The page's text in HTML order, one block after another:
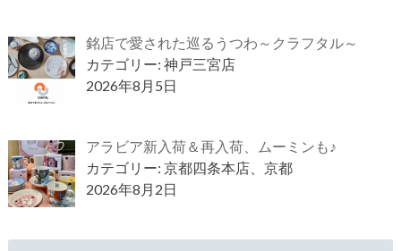
銘店で愛された巡るうつわ～クラフタル～
カテゴリー: 神戸三宮店
2026年8月5日
アラビア新入荷＆再入荷、ムーミンも♪
カテゴリー: 京都四条本店、京都
2026年8月2日